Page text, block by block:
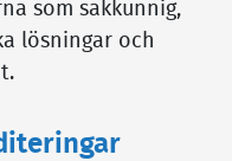
som sakkunnig,
lösningar och